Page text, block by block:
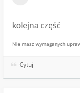
kolejna część
Nie masz wymaganych
Cytuj